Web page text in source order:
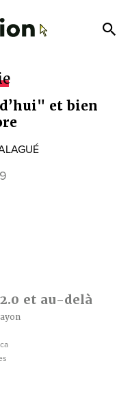
et bien
et au-delà